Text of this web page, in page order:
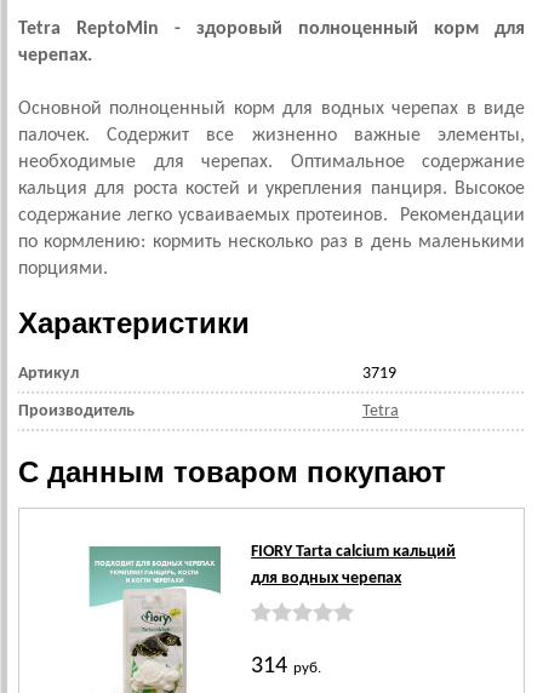
Tetra ReptoMin - здоровый полноценный корм для
черепах.
Основной полноценный корм для водных черепах в виде
палочек. Содержит все жизненно важные элементы,
необходимые для черепах. Оптимальное содержание
кальция для роста костей и укрепления панциря. Высокое
содержание легко усваиваемых протеинов. Рекомендации
по кормлению: кормить несколько раз в день маленькими
порциями.
Характеристики
Артикул 3719
Производитель Tetra
С данным товаром покупают
FIORY Tarta calcium кальций
для водных черепах
314руб.